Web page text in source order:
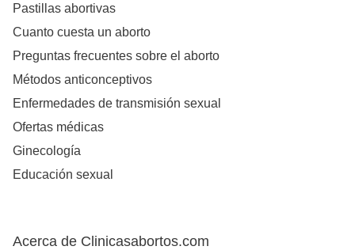
Pastillas abortivas
Cuanto cuesta un aborto
Preguntas frecuentes sobre el aborto
Métodos anticonceptivos
Enfermedades de transmisión sexual
Ofertas médicas
Ginecología
Educación sexual
Acerca de Clinicasabortos.com